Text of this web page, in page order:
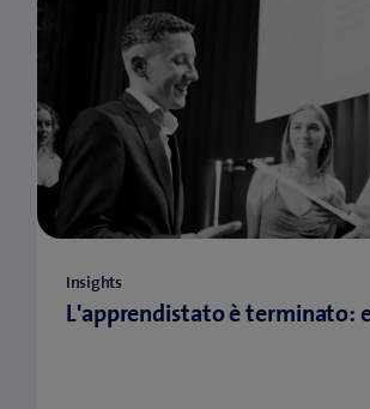
Insights
L'apprendistato è terminato: